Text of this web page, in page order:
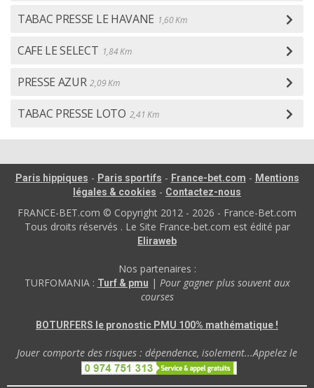
TABAC PRESSE LE HAVANE 1,60 Km
CAFE LE SELECT 1,84 Km
PRESSE AZUR 2,09 Km
TABAC PRESSE LOTO 2,41 Km
Paris hippiques - Paris sportifs - France-bet.com - Mentions
légales & cookies - Contactez-nous
FRANCE-BET.com © Copyright 2012 - 2026 - France-Bet.com
Tous droits réservés . Le Site France-bet.com est édité par
Eliraweb
Nos partenaires :
TURFOMANIA : Turf & pmu | Pour gagner plus souvent aux
courses
BOTURFERS le pronostic PMU 100% mathématique !
Jouer comporte des risques : dépendence, isolement...Appelez le